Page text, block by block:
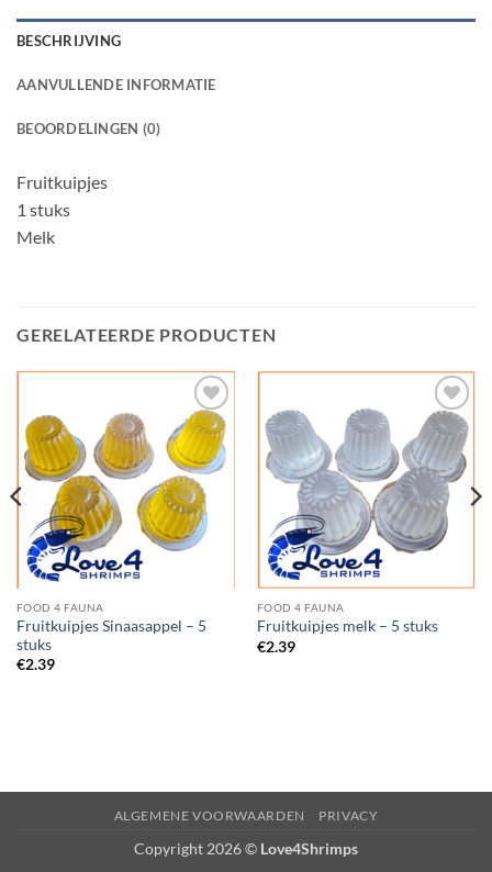
BESCHRIJVING
AANVULLENDE INFORMATIE
BEOORDELINGEN (0)
Fruitkuipjes
1 stuks
Melk
GERELATEERDE PRODUCTEN
Add to
Wishlist
FOOD 4 FAUNA
Fruitkuipjes Sinaasappel – 5
stuks
€2.39
Add to
Wishlist
FOOD 4 FAUNA
Fruitkuipjes melk – 5 stuks
€2.39
ALGEMENE VOORWAARDEN PRIVACY
Copyright 2026 © Love4Shrimps